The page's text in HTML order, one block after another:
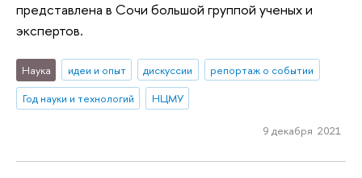
представлена в Сочи большой группой ученых и
экспертов.
Наука идеи и опыт дискуссии
репортаж о событии
Год науки и технологий
НЦМУ
9 декабря 2021